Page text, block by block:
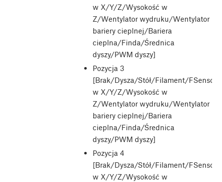
w X/Y/Z/Wysokość w
Z/Wentylator wydruku/Wentylator
bariery cieplnej/Bariera
cieplna/Finda/Średnica
dyszy/PWM dyszy]
Pozycja 3
[Brak/Dysza/Stół/Filament/FSensor/
w X/Y/Z/Wysokość w
Z/Wentylator wydruku/Wentylator
bariery cieplnej/Bariera
cieplna/Finda/Średnica
dyszy/PWM dyszy]
Pozycja 4
[Brak/Dysza/Stół/Filament/FSensor/
w X/Y/Z/Wysokość w